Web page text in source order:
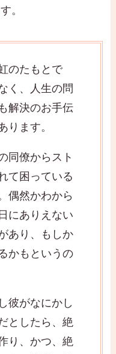
。
のたもとで
く、人生の問
解決のお手伝
ります。
同僚からスト
て困っている
偶然かわから
にありえない
あり、もしか
かもというの
彼がなにかし
としたら、絶
り、かつ、絶